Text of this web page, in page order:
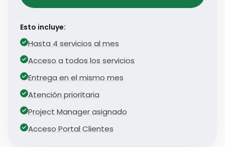
Esto incluye:
Hasta 4 servicios al mes
Acceso a todos los servicios
Entrega en el mismo mes
Atención prioritaria
Project Manager asignado
Acceso Portal Clientes